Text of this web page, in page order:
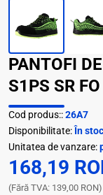
PANTOFI
S1PS SR
Cod produs::26A7
Disponibilitate: În stoc
Unitatea de vanzare:
168,19
(Fără TVA: 139,00 RON)